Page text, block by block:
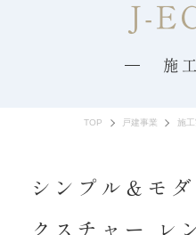
J-
施
TOP 戸建事業 施
シンプル＆モ
クスチャー レ